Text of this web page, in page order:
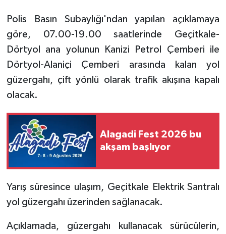
Polis Basın Subaylığı'ndan yapılan açıklamaya
göre, 07.00-19.00 saatlerinde Geçitkale-
Dörtyol ana yolunun Kanizi Petrol Çemberi ile
Dörtyol-Alaniçi Çemberi arasında kalan yol
güzergahı, çift yönlü olarak trafik akışına kapalı
olacak.
Alagadi Fest 2026 bu
akşam başlıyor
Yarış süresince ulaşım, Geçitkale Elektrik Santralı
yol güzergahı üzerinden sağlanacak.
Açıklamada, güzergahı kullanacak sürücülerin,